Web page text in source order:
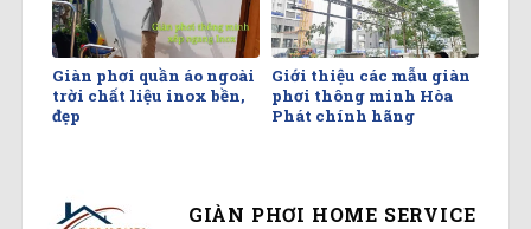
Giàn phơi quần áo ngoài
trời chất liệu inox bền,
đẹp
Giới thiệu các mẫu giàn
phơi thông minh Hòa
Phát chính hãng
GIÀN PHƠI HOME SERVICE